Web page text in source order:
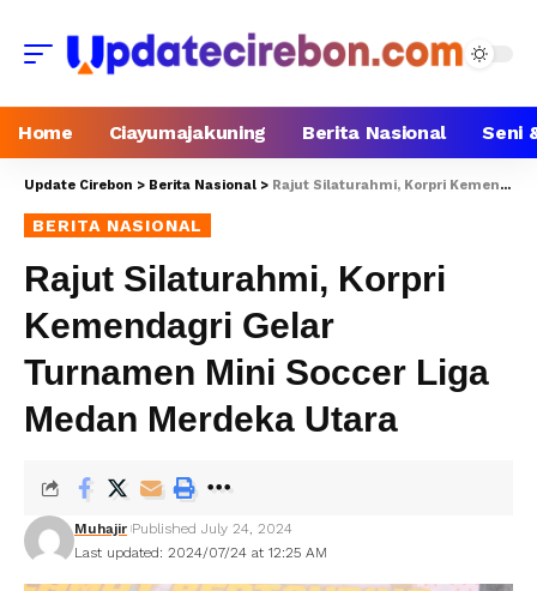
Home Ciayumajakuning Berita Nasional Seni
Update Cirebon > Berita Nasional > Rajut Silaturahmi, Korpri Kemendagri Gelar Turnamen Mini Soccer Liga Medan Merdeka Utara
BERITA NASIONAL
Rajut Silaturahmi, Korpri
Kemendagri Gelar
Turnamen Mini Soccer Liga
Medan Merdeka Utara
Last updated: 2024/07/24 at 12:25 AM
Muhajir Published July 24, 2024